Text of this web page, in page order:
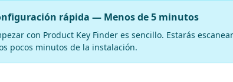
rápida — Menos de 5 minutos
con Product Key Finder es sencillo. Estarás
pocos minutos de la instalación.